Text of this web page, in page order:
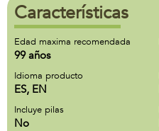
Características
Edad maxima recomendada
99 años
Idioma producto
ES, EN
Incluye pilas
No